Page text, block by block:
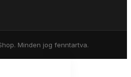
Minden jog fenntartva.